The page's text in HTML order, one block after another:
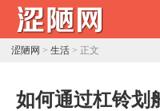
涩陋网 > 生活> 正文
如何通过杠铃划